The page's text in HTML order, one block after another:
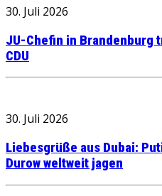
30. Juli 2026
JU-Chefin in Brandenburg
CDU
30. Juli 2026
Liebesgrüße aus Dubai:
Durow weltweit jagen